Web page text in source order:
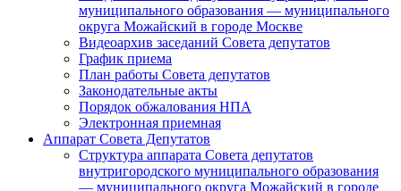
муниципального образования — муниципального
округа Можайский в городе Москве
Видеоархив заседаний Совета депутатов
График приема
План работы Совета депутатов
Законодательные акты
Порядок обжалования НПА
Электронная приемная
Аппарат Совета Депутатов
Структура аппарата Совета депутатов
внутригородского муниципального образования
— муниципального округа Можайский в городе